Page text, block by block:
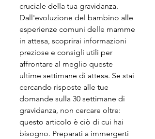
cruciale della tua gravidanza.
Dall'evoluzione del bambino alle
esperienze comuni delle mamme
in attesa, scoprirai informazioni
preziose e consigli utili per
affrontare al meglio queste
ultime settimane di attesa. Se stai
cercando risposte alle tue
domande sulla 30 settimane di
gravidanza, non cercare oltre:
questo articolo è ciò di cui hai
bisogno. Preparati a immergerti